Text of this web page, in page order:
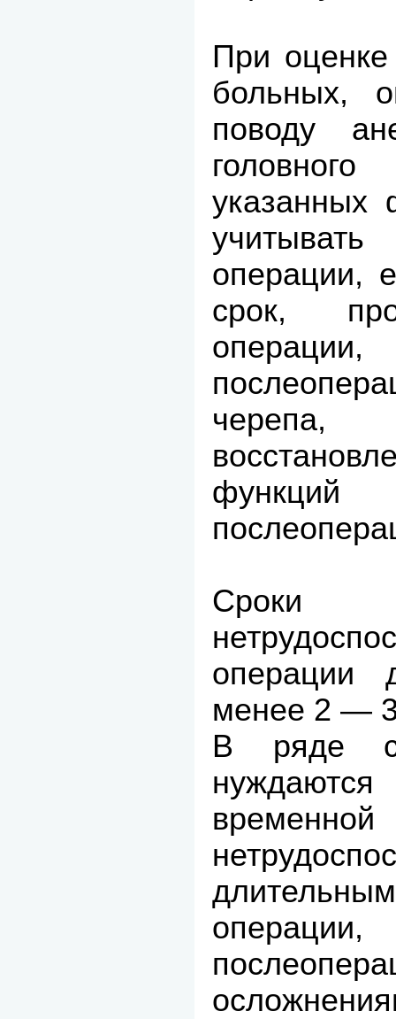
При оценке
больных,
поводу
указанных
операции,
срок,
Сроки
операции
менее 2 —
В ряде
временной
операции,